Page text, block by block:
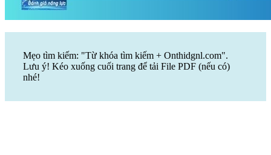
Mẹo tìm kiếm: "Từ khóa tìm kiếm + Onthidgnl.com".
Lưu ý! Kéo xuống cuối trang để tải File PDF (nếu có)
nhé!